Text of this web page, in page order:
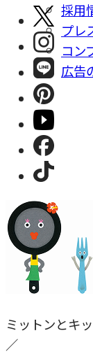
採⽤
プレ
コン
広告
ミットンとキ
／